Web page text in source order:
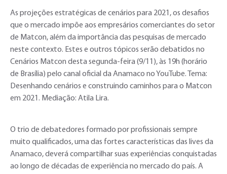
As projeções estratégicas de cenários para 2021, os desafios
que o mercado impõe aos empresários comerciantes do setor
de Matcon, além da importância das pesquisas de mercado
neste contexto. Estes e outros tópicos serão debatidos no
Cenários Matcon desta segunda-feira (9/11), às 19h (horário
de Brasília) pelo canal oficial da Anamaco no YouTube. Tema:
Desenhando cenários e construindo caminhos para o Matcon
em 2021. Mediação: Atila Lira.
O trio de debatedores formado por profissionais sempre
muito qualificados, uma das fortes características das lives da
Anamaco, deverá compartilhar suas experiências conquistadas
ao longo de décadas de experiência no mercado do país. A